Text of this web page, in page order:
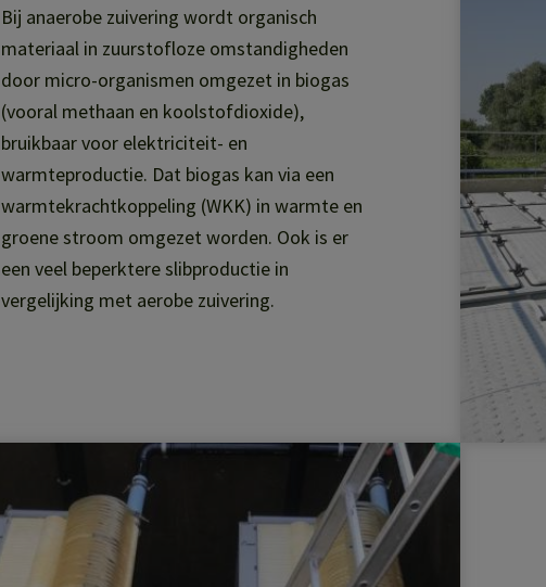
Bij anaerobe zuivering wordt organisch
materiaal in zuurstofloze omstandigheden
door micro-organismen omgezet in biogas
(vooral methaan en koolstofdioxide),
bruikbaar voor elektriciteit- en
warmteproductie. Dat biogas kan via een
warmtekrachtkoppeling (WKK) in warmte en
groene stroom omgezet worden. Ook is er
een veel beperktere slibproductie in
vergelijking met aerobe zuivering.